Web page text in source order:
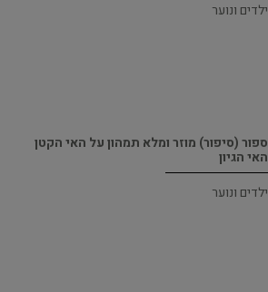
ילדים ונוער
ספור (סיפור) מוזר ומלא תמהון על האי הקטן
האי הגיון
ילדים ונוער